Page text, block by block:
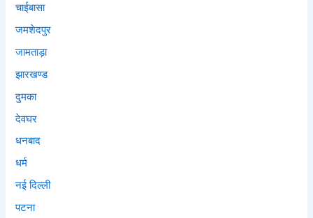
चाईबासा
जमशेदपुर
जामताड़ा
झारखण्ड
दुमका
देवघर
धनबाद
धर्म
नई दिल्ली
पटना